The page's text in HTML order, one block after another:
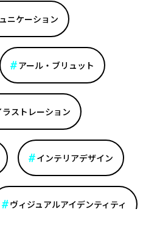
ニケーション
アール・ブリュット
ラストレーション
インテリアデザイン
ヴィジュアルアイデンティティ